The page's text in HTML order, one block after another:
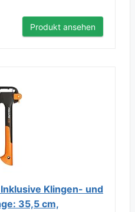
Produkt ansehen
Klingen- und
35,5 cm,